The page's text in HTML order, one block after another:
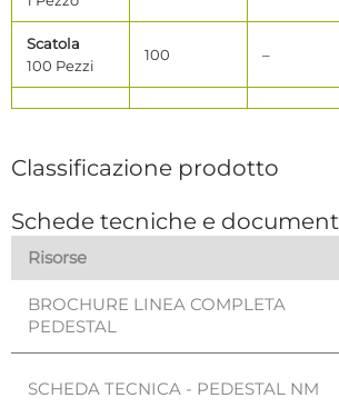
Scatola
100 Pezzi
100 –
Classificazione prodotto
Schede tecniche e
Risorse
BROCHURE LINEA COMPLETA
PEDESTAL
SCHEDA TECNICA - PEDESTAL NM